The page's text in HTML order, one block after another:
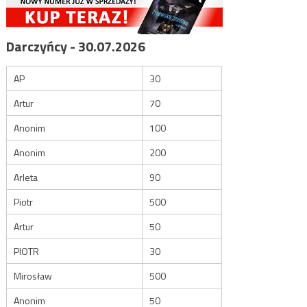
Darczyńcy - 30.07.2026
AP
30
Artur
70
Anonim
100
Anonim
200
Arleta
90
Piotr
500
Artur
50
PIOTR
30
Mirosław
500
Anonim
50